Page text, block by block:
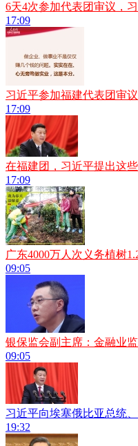
6天4次参加代表团审议，
17:09
习近平参加福建代表团审
17:09
在福建团，习近平提出这
17:09
广东4000万人次义务植树
09:05
银保监会副主席：金融业
09:05
习近平向埃塞俄比亚总统
19:32